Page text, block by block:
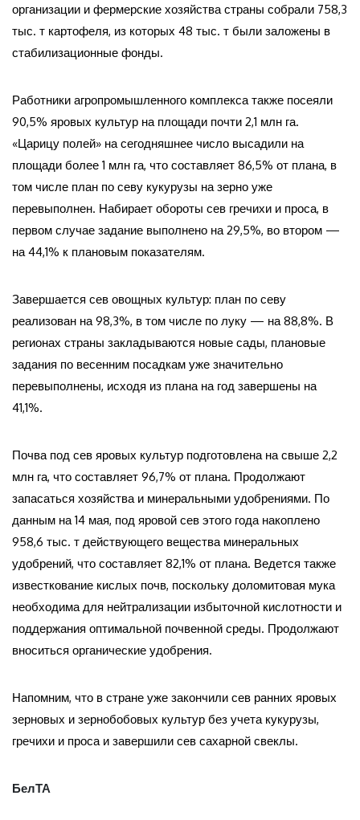
организации и фермерские хозяйства страны собрали 758,3
тыс. т картофеля, из которых 48 тыс. т были заложены в
стабилизационные фонды.
Работники агропромышленного комплекса также посеяли
90,5% яровых культур на площади почти 2,1 млн га.
«Царицу полей» на сегодняшнее число высадили на
площади более 1 млн га, что составляет 86,5% от плана, в
том числе план по севу кукурузы на зерно уже
перевыполнен. Набирает обороты сев гречихи и проса, в
первом случае задание выполнено на 29,5%, во втором —
на 44,1% к плановым показателям.
Завершается сев овощных культур: план по севу
реализован на 98,3%, в том числе по луку — на 88,8%. В
регионах страны закладываются новые сады, плановые
задания по весенним посадкам уже значительно
перевыполнены, исходя из плана на год завершены на
41,1%.
Почва под сев яровых культур подготовлена на свыше 2,2
млн га, что составляет 96,7% от плана. Продолжают
запасаться хозяйства и минеральными удобрениями. По
данным на 14 мая, под яровой сев этого года накоплено
958,6 тыс. т действующего вещества минеральных
удобрений, что составляет 82,1% от плана. Ведется также
известкование кислых почв, поскольку доломитовая мука
необходима для нейтрализации избыточной кислотности и
поддержания оптимальной почвенной среды. Продолжают
вноситься органические удобрения.
Напомним, что в стране уже закончили сев ранних яровых
зерновых и зернобобовых культур без учета кукурузы,
гречихи и проса и завершили сев сахарной свеклы.
БелТА